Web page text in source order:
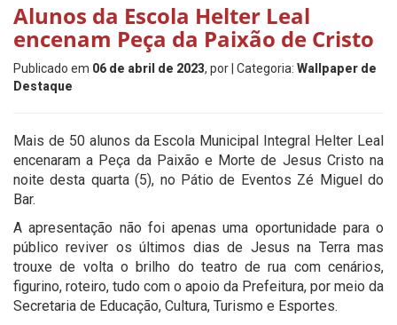
Alunos da Escola Helter Leal
encenam Peça da Paixão de Cristo
Publicado em 06 de abril de 2023, por | Categoria: Wallpaper de
Destaque
Mais de 50 alunos da Escola Municipal Integral Helter Leal
encenaram a Peça da Paixão e Morte de Jesus Cristo na
noite desta quarta (5), no Pátio de Eventos Zé Miguel do
Bar.
A apresentação não foi apenas uma oportunidade para o
público reviver os últimos dias de Jesus na Terra mas
trouxe de volta o brilho do teatro de rua com cenários,
figurino, roteiro, tudo com o apoio da Prefeitura, por meio da
Secretaria de Educação, Cultura, Turismo e Esportes.